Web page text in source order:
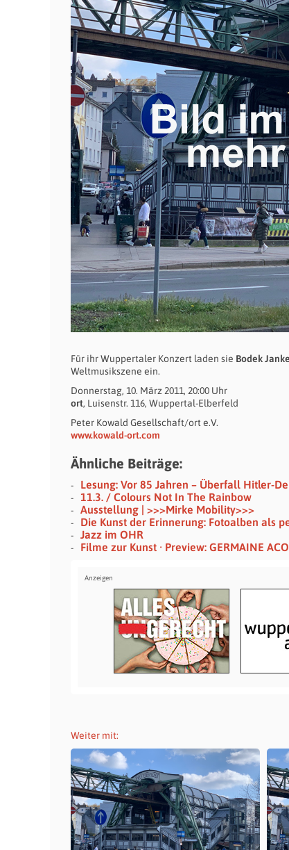
Für ihr Wuppertaler Konzert laden sie Bodek Janke
Weltmusikszene ein.
Donnerstag, 10. März 2011, 20:00 Uhr
ort, Luisenstr. 116, Wuppertal-Elberfeld
Peter Kowald Gesellschaft/ort e.V.
www.kowald-ort.com
Ähnliche Beiträge:
Lesung: Vor 85 Jahren – Überfall Hitler-
11.3. / Colours Not In The Rainbow
Ausstellung | >>>Mirke Mobility>>>
Die Kunst der Erinnerung: Fotoalben als
Jazz im OHR
Filme zur Kunst · Preview: GERMAINE
Weiter mit: